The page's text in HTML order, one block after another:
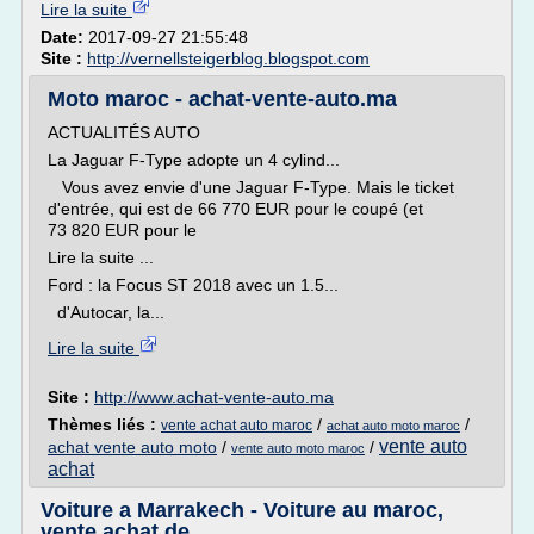
Lire la suite
Date: 2017-09-27 21:55:48
Site : http://vernellsteigerblog.blogspot.com
Moto maroc - achat-vente-auto.ma
ACTUALITÉS AUTO
La Jaguar F-Type adopte un 4 cylind...
Vous avez envie d'une Jaguar F-Type. Mais le ticket
d'entrée, qui est de 66 770 EUR pour le coupé (et
73 820 EUR pour le
Lire la suite ...
Ford : la Focus ST 2018 avec un 1.5...
d'Autocar, la...
Lire la suite
Site : http://www.achat-vente-auto.ma
Thèmes liés : vente achat auto maroc / achat auto moto maroc /
achat vente auto moto / vente auto moto maroc / vente auto
achat
Voiture a Marrakech - Voiture au maroc,